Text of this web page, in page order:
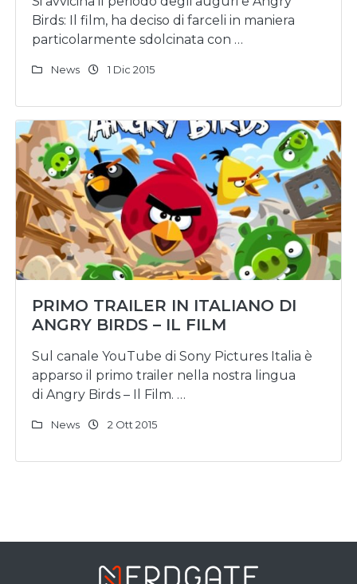
Birds: Il film, ha deciso di farceli in maniera
particolarmente sdolcinata con …
News 1 Dic 2015
PRIMO TRAILER IN ITALIANO DI
ANGRY BIRDS – IL FILM
Sul canale YouTube di Sony Pictures Italia è
apparso il primo trailer nella nostra lingua
di Angry Birds – Il Film. …
News 2 Ott 2015